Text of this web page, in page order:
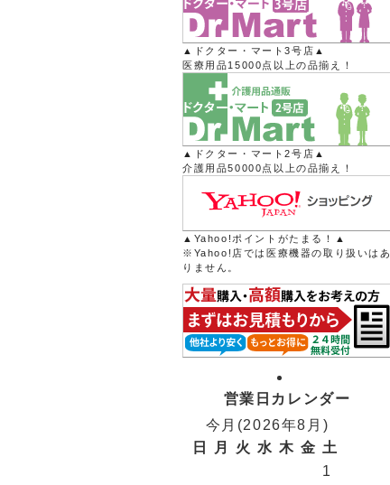
▲ドクター・マート3号店▲
医療用品15000点以上の品揃え！
▲ドクター・マート2号店▲
介護用品50000点以上の品揃え！
▲Yahoo!ポイントがたまる！▲
※Yahoo!店では医療機器の取り扱いはあ
りません。
営業日カレンダー
今月(2026年8月)
日
月 火 水 木 金 土
1